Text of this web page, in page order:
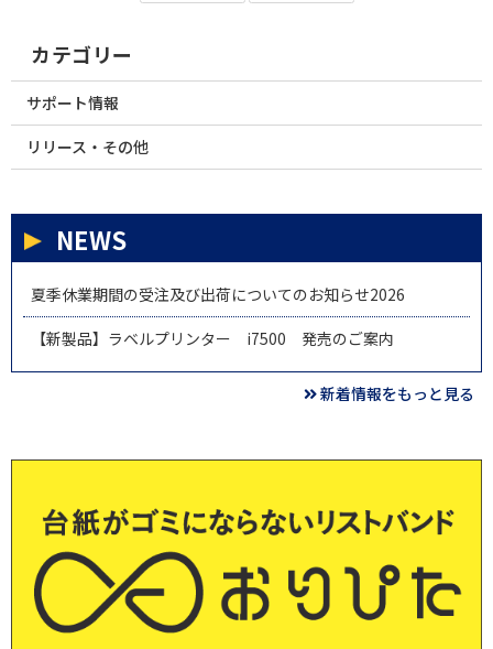
カテゴリー
サポート情報
リリース・その他
NEWS
夏季休業期間の受注及び出荷についてのお知らせ2026
【新製品】ラベルプリンター i7500 発売のご案内
新着情報をもっと見る